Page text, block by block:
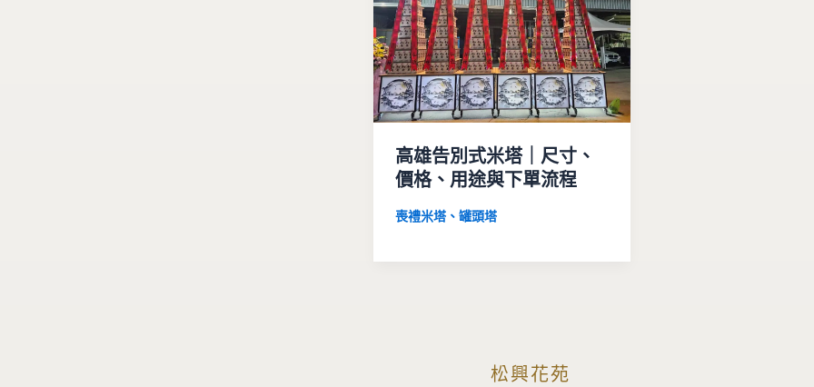
高雄告別式米塔｜尺寸、
價格、用途與下單流程
喪禮米塔、罐頭塔
松興花苑